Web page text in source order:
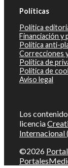
Políticas
Política
Financiación y
Política anti-
Correcciones
Política de
Política de
Aviso legal
Los
licencia
Internacional
©2026